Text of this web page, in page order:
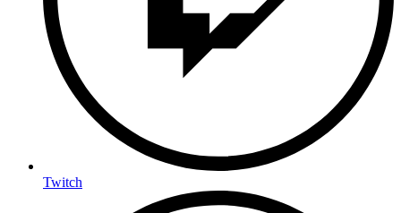
Twitch